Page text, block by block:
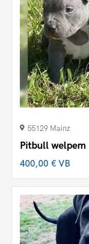
55129 Mainz
Pitbull welpem
400,00 €VB